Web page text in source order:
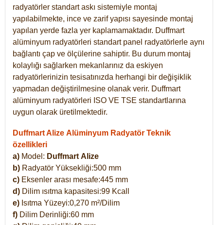
radyatörler standart askı sistemiyle montaj
yapılabilmekte, ince ve zarif yapısı sayesinde montaj
yapılan yerde fazla yer kaplamamaktadır. Duffmart
alüminyum radyatörleri standart panel radyatörlerle aynı
bağlantı çap ve ölçülerine sahiptir. Bu durum montaj
kolaylığı sağlarken mekanlarınız da eskiyen
radyatörlerinizin tesisatınızda herhangi bir değişiklik
yapmadan değiştirilmesine olanak verir. Duffmart
alüminyum radyatörleri ISO VE TSE standartlarına
uygun olarak üretilmektedir.
Duffmart Alize Alüminyum Radyatör Teknik
özellikleri
a) Model: Duffmart Alize
b) Radyatör Yüksekliği:500 mm
c) Eksenler arası mesafe:445 mm
d) Dilim ısıtma kapasitesi:99 Kcall
e) Isıtma Yüzeyi:0,270 m²/Dilim
f) Dilim Derinliği:60 mm